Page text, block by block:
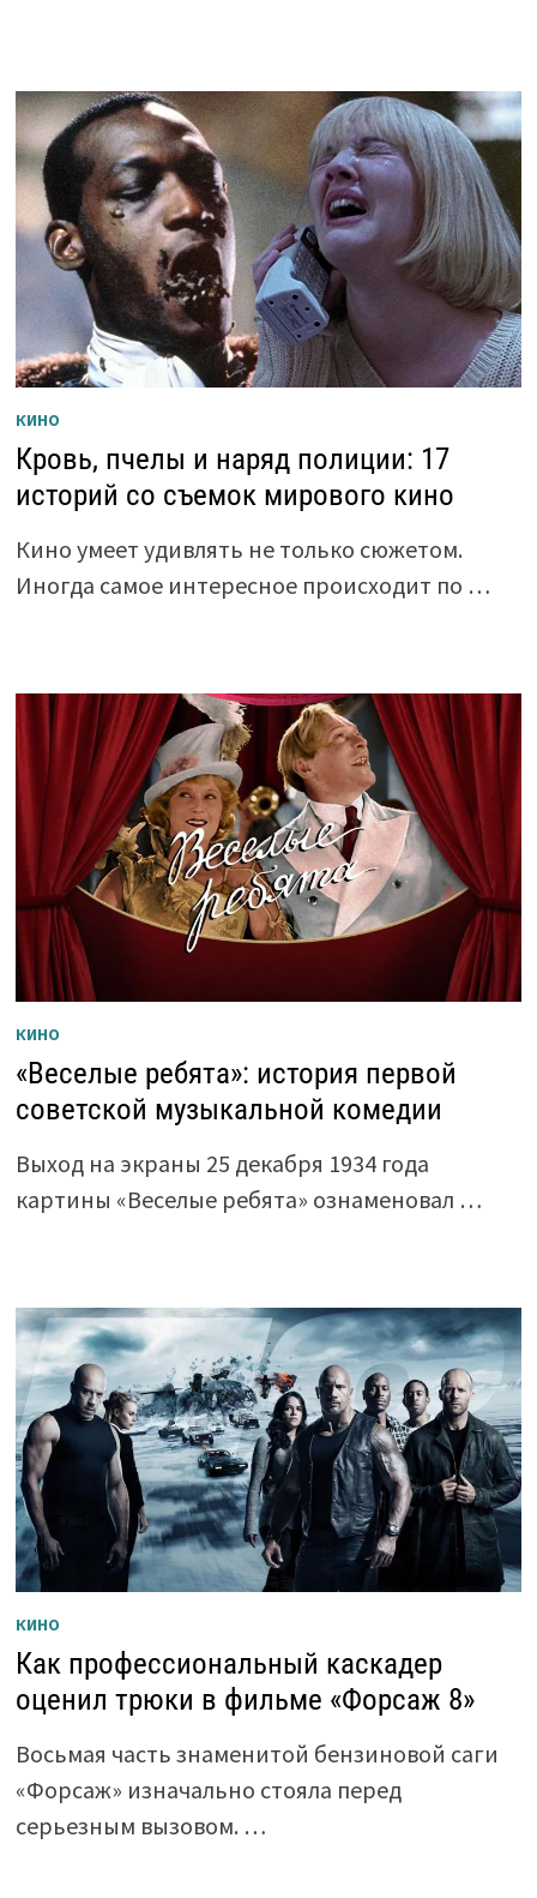
КИНО
Кровь, пчелы и наряд полиции: 17
историй со съемок мирового кино
Кино умеет удивлять не только сюжетом.
Иногда самое интересное происходит по …
КИНО
«Веселые ребята»: история первой
советской музыкальной комедии
Выход на экраны 25 декабря 1934 года
картины «Веселые ребята» ознаменовал …
КИНО
Как профессиональный каскадер
оценил трюки в фильме «Форсаж 8»
Восьмая часть знаменитой бензиновой саги
«Форсаж» изначально стояла перед
серьезным вызовом. …